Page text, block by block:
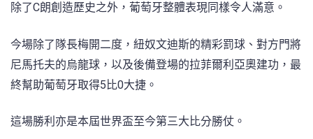
除了C朗創造歷史之外，葡萄牙整體表現同樣令人滿意。
今場除了隊長梅開二度，紐奴文迪斯的精彩罰球、對方門將
尼馬托夫的烏龍球，以及後備登場的拉菲爾利亞奧建功，最
終幫助葡萄牙取得5比0大捷。
這場勝利亦是本屆世界盃至今第三大比分勝仗。